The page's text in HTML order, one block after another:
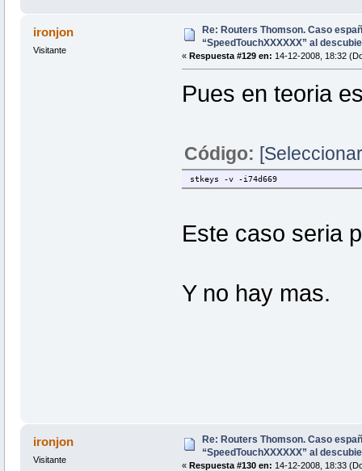
ironjon
Visitante
Re: Routers Thomson. Caso
“SpeedTouchXXXXXX” al
« Respuesta #129 en: 14-12-2008, 18:32
Pues en teoria
Código:
stkeys -v -i74d669
Este caso seria
Y no hay mas.
ironjon
Visitante
Re: Routers Thomson. Caso
“SpeedTouchXXXXXX” al
« Respuesta #130 en: 14-12-2008, 18:33